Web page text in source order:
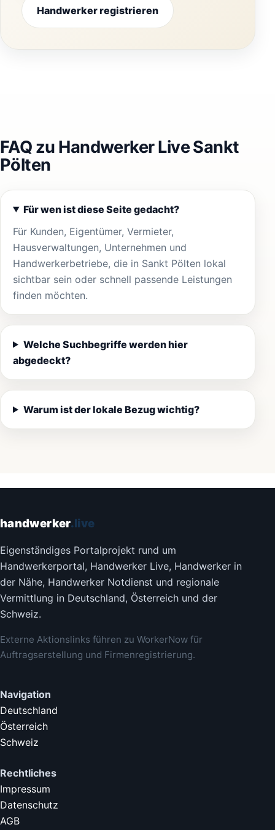
Handwerker registrieren
FAQ zu Handwerker Live Sankt
Pölten
Für wen ist diese Seite gedacht?
Für Kunden, Eigentümer, Vermieter,
Hausverwaltungen, Unternehmen und
Handwerkerbetriebe, die in Sankt Pölten lokal
sichtbar sein oder schnell passende Leistungen
finden möchten.
Welche Suchbegriffe werden hier
abgedeckt?
Warum ist der lokale Bezug wichtig?
handwerker.live
Eigenständiges Portalprojekt rund um
Handwerkerportal, Handwerker Live, Handwerker in
der Nähe, Handwerker Notdienst und regionale
Vermittlung in Deutschland, Österreich und der
Schweiz.
Externe Aktionslinks führen zu WorkerNow für
Auftragserstellung und Firmenregistrierung.
Navigation
Deutschland
Österreich
Schweiz
Rechtliches
Impressum
Datenschutz
AGB